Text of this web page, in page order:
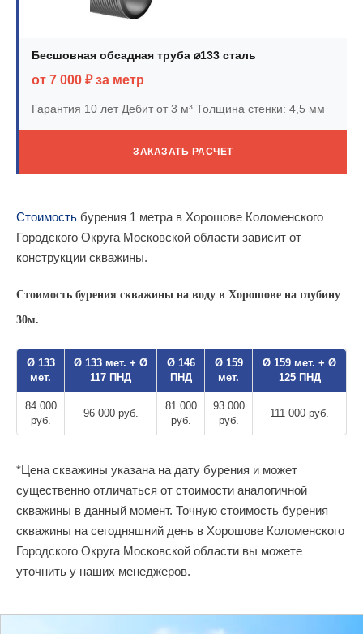
Бесшовная обсадная труба ⌀133 сталь
от 7 000 ₽ за метр
Гарантия 10 летДебит от 3 м³ Толщина стенки: 4,5 мм
ЗАКАЗАТЬ РАСЧЕТ
Стоимость бурения 1 метра в Хорошове Коломенского
Городского Округа Московской области зависит от
конструкции скважины.
Стоимость бурения скважины на воду в Хорошове на глубину
30м.
Ø 133
мет.
Ø 133 мет. + Ø
117 ПНД
Ø 146
ПНД
Ø 159
мет.
Ø 159 мет. + Ø
125 ПНД
84 000
руб.
96 000 руб.
81 000
руб.
93 000
руб.
111 000 руб.
*Цена скважины указана на дату бурения и может
существенно отличаться от стоимости аналогичной
скважины в данный момент. Точную стоимость бурения
скважины на сегодняшний день в Хорошове Коломенского
Городского Округа Московской области вы можете
уточнить у наших менеджеров.